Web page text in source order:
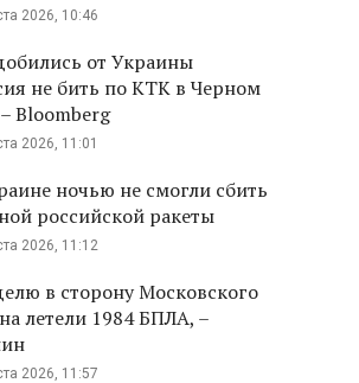
2026, 10:46
от Украины
не бить по КТК в Черном
Bloomberg
2026, 11:01
ночью не смогли сбить
российской ракеты
2026, 11:12
в сторону Московского
летели 1984 БПЛА, –
2026, 11:57